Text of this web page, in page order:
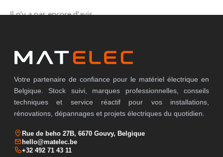
Il n’y a pas encore d’avis.
Votre partenaire de confiance pour le matériel électrique en
Belgique. Stock suivi, marques professionnelles, conseils
techniques et service réactif pour vos installations,
rénovations, dépannages et projets électriques du quotidien.
Rue de beho 27B, 6670 Gouvy, Belgique
hello@matelec.be
+32 492 71 43 11